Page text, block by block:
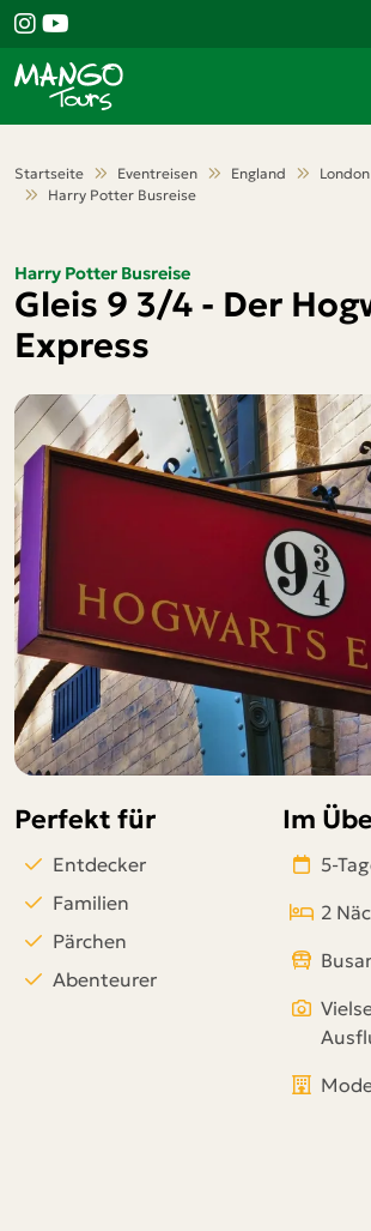
Startseite Eventreisen England London
Harry Potter Busreise
Harry Potter Busreise
Gleis 9 3/4 - Der
Express
Perfekt für
Entdecker
Familien
Pärchen
Abenteurer
Im
5-
2
Teile diese Reise
Gleis 9 3/4 - Der
Hogwarts
Facebook
Twitter
WhatsApp
Telegram
per E-Mail senden
Link kopieren